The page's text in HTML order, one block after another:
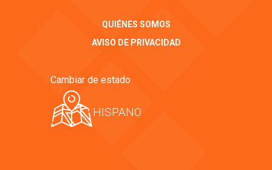
QUIÉNES SOMOS
AVISO DE PRIVACIDAD
Cambiar de estado
HISPANO